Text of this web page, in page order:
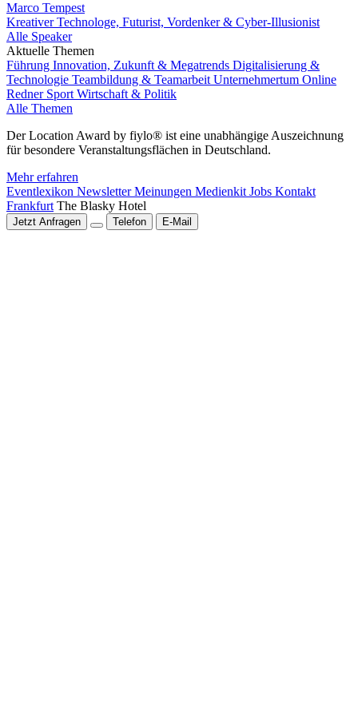
Marco Tempest
Kreativer Technologe, Futurist, Vordenker & Cyber-Illusionist
Alle Speaker
Aktuelle Themen
Führung Innovation, Zukunft & Megatrends Digitalisierung &
Technologie Teambildung & Teamarbeit Unternehmertum Online
Redner Sport Wirtschaft & Politik
Alle Themen
Der Location Award by fiylo® ist eine unabhängige Auszeichnung
für besondere Veranstaltungsflächen in Deutschland.
Mehr erfahren
Eventlexikon NewsletterMeinungen Medienkit Jobs Kontakt
Frankfurt The Blasky Hotel
Jetzt Anfragen Telefon E-Mail